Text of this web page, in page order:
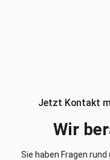
Jetzt Kontakt
Wir
Sie haben Fragen